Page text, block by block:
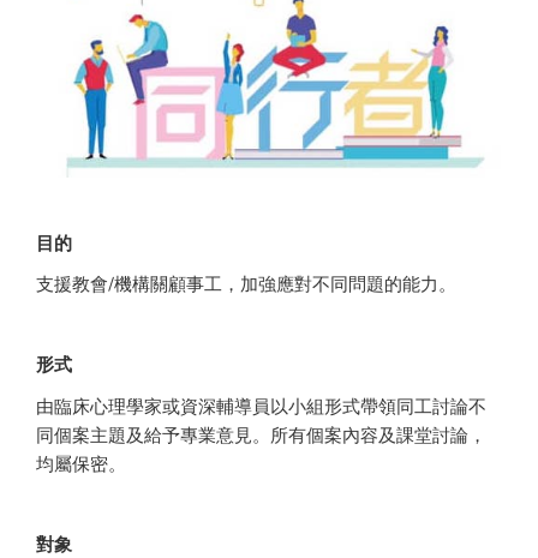
目的
支援教會/機構關顧事工，加強應對不同問題的能力。
形式
由臨床心理學家或資深輔導員以小組形式帶領同工討論不
同個案主題及給予專業意見。所有個案內容及課堂討論，
均屬保密。
對象